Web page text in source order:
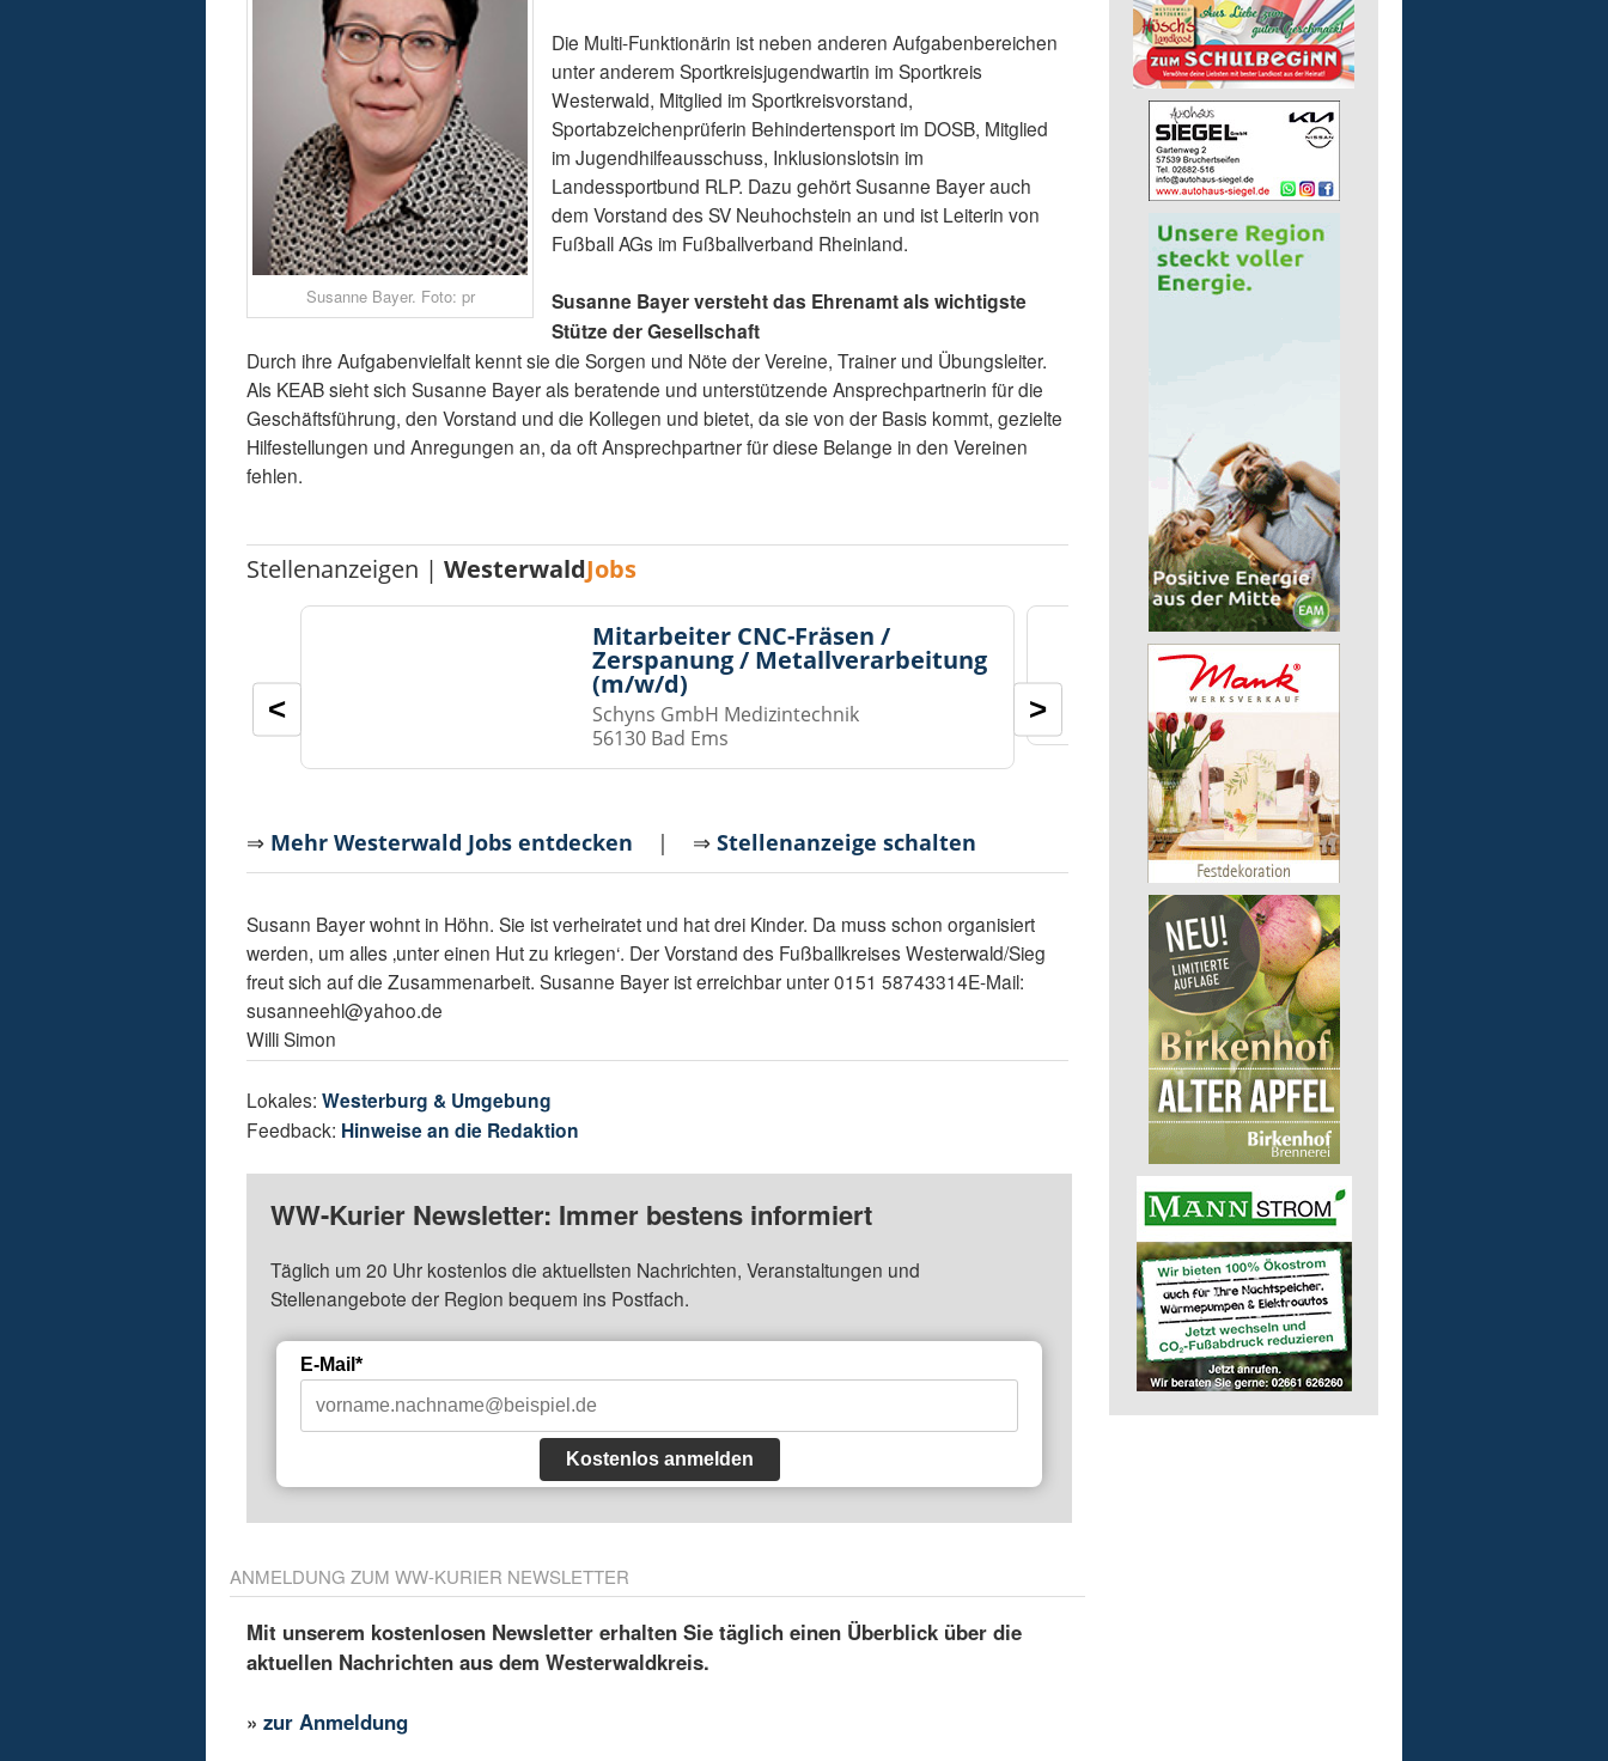
Susanne Bayer. Foto: pr
Die Multi-Funktionärin ist neben anderen Aufgabenbereichen
unter anderem Sportkreisjugendwartin im Sportkreis
Westerwald, Mitglied im Sportkreisvorstand,
Sportabzeichenprüferin Behindertensport im DOSB, Mitglied
im Jugendhilfeausschuss, Inklusionslotsin im
Landessportbund RLP. Dazu gehört Susanne Bayer auch
dem Vorstand des SV Neuhochstein an und ist Leiterin von
Fußball AGs im Fußballverband Rheinland.
Susanne Bayer versteht das Ehrenamt als wichtigste
Stütze der Gesellschaft
Durch ihre Aufgabenvielfalt kennt sie die Sorgen und Nöte der Vereine, Trainer und Übungsleiter.
Als KEAB sieht sich Susanne Bayer als beratende und unterstützende Ansprechpartnerin für die
Geschäftsführung, den Vorstand und die Kollegen und bietet, da sie von der Basis kommt, gezielte
Hilfestellungen und Anregungen an, da oft Ansprechpartner für diese Belange in den Vereinen
fehlen.
Stellenanzeigen |WesterwaldJobs
Mitarbeiter CNC-Fräsen /
Zerspanung / Metallverarbeitung
(m/w/d)
Schyns GmbH Medizintechnik
56130 Bad Ems
Finanz- und
56242 Marienrachdorf
< >
⇒ Mehr Westerwald Jobs entdecken | ⇒Stellenanzeige schalten
Susann Bayer wohnt in Höhn. Sie ist verheiratet und hat drei Kinder. Da muss schon organisiert
werden, um alles ‚unter einen Hut zu kriegen‘. Der Vorstand des Fußballkreises Westerwald/Sieg
freut sich auf die Zusammenarbeit. Susanne Bayer ist erreichbar unter 0151 58743314E-Mail:
susanneehl@yahoo.de
Willi Simon
Lokales:Westerburg & Umgebung
Feedback: Hinweise an die Redaktion
WW-Kurier Newsletter: Immer bestens informiert
Täglich um 20 Uhr kostenlos die aktuellsten Nachrichten, Veranstaltungen und
Stellenangebote der Region bequem ins Postfach.
E-Mail*
Kostenlos anmelden
ANMELDUNG ZUM WW-KURIER NEWSLETTER
Mit unserem kostenlosen Newsletter erhalten Sie täglich einen Überblick über die
aktuellen Nachrichten aus dem Westerwaldkreis.
»zur Anmeldung